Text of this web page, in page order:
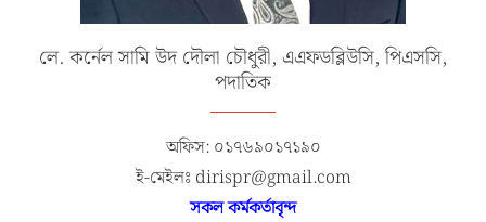
লে. কর্নেল সামি উদ দৌলা চৌধুরী, এএফডব্লিউসি, পিএসসি,
পদাতিক
অফিস: ০১৭৬৯০১৭১৯০
ই-মেইলঃ dirispr@gmail.com
সকল কর্মকর্তাবৃন্দ